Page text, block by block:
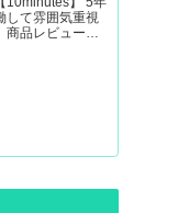
して雰囲気重視
品レビューか